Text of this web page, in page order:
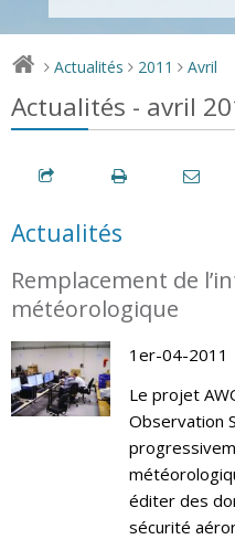
> Actualités > 2011 > Avril
Actualités - avril
Actualités
Remplacement de
météorologique
1er-04-2011
Le projet
Observation
éditer des
sécurité